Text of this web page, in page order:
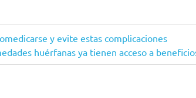
y evite estas complicaciones
huérfanas ya tienen acceso a